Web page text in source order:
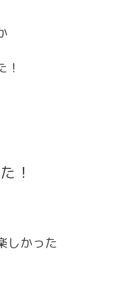
！
しかった